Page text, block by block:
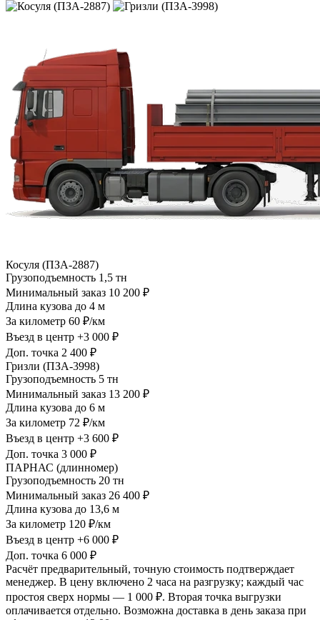
Косуля (ПЗА-2887)
Грузоподъемность 1,5 тн
Минимальный заказ 10 200 ₽
Длина кузова до 4 м
За километр 60 ₽/км
Въезд в центр +3 000 ₽
Доп. точка 2 400 ₽
Гризли (ПЗА-3998)
Грузоподъемность 5 тн
Минимальный заказ 13 200 ₽
Длина кузова до 6 м
За километр 72 ₽/км
Въезд в центр +3 600 ₽
Доп. точка 3 000 ₽
ПАРНАС (длинномер)
Грузоподъемность 20 тн
Минимальный заказ 26 400 ₽
Длина кузова до 13,6 м
За километр 120 ₽/км
Въезд в центр +6 000 ₽
Доп. точка 6 000 ₽
Расчёт предварительный, точную стоимость подтверждает
менеджер. В цену включено 2 часа на разгрузку; каждый час
простоя сверх нормы — 1 000 ₽. Вторая точка выгрузки
оплачивается отдельно. Возможна доставка в день заказа при